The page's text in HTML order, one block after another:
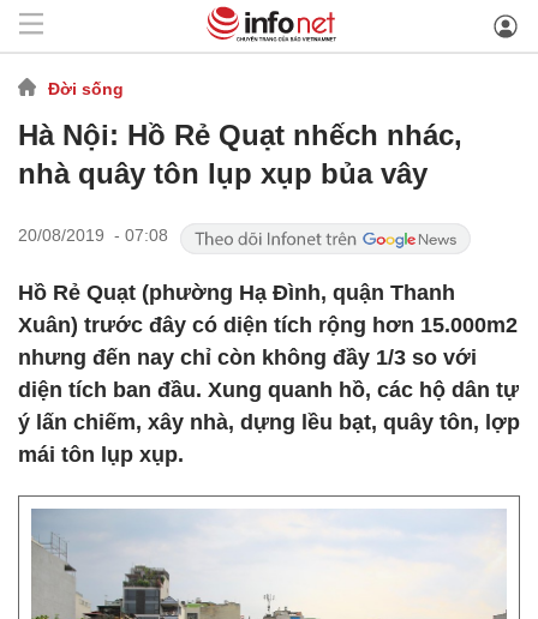
Đời sống
Hà Nội: Hồ Rẻ Quạt nhếch nhác,
nhà quây tôn lụp xụp bủa vây
20/08/2019 - 07:08
Hồ Rẻ Quạt (phường Hạ Đình, quận Thanh
Xuân) trước đây có diện tích rộng hơn 15.000m2
nhưng đến nay chỉ còn không đầy 1/3 so với
diện tích ban đầu. Xung quanh hồ, các hộ dân tự
ý lấn chiếm, xây nhà, dựng lều bạt, quây tôn, lợp
mái tôn lụp xụp.